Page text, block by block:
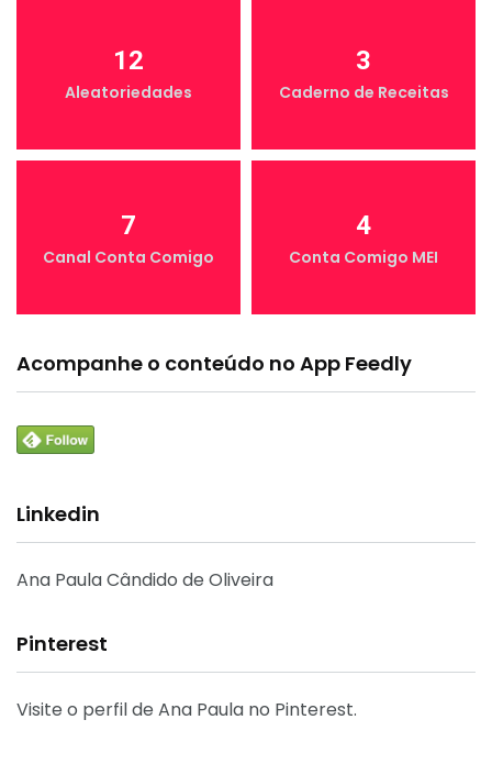
12
Aleatoriedades
3
Caderno de Receitas
7
Canal Conta Comigo
4
Conta Comigo MEI
Acompanhe o conteúdo no App Feedly
Linkedin
Ana Paula Cândido de Oliveira
Pinterest
Visite o perfil de Ana Paula no Pinterest.